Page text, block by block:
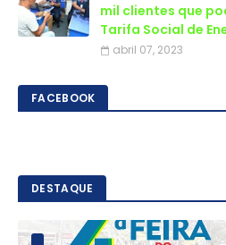
mil clientes que
Tarifa Social de
abril 07, 2023
FACEBOOK
DESTAQUE